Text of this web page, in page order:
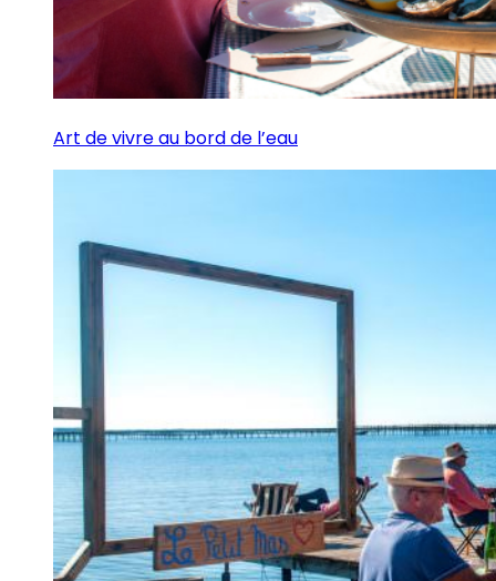
Art de vivre au bord de l’eau